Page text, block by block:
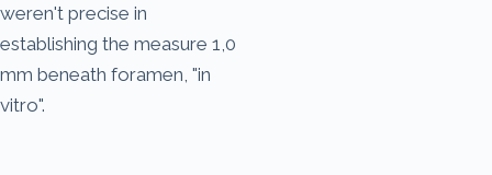
weren't precise in
establishing the measure 1,0
mm beneath foramen, "in
vitro".